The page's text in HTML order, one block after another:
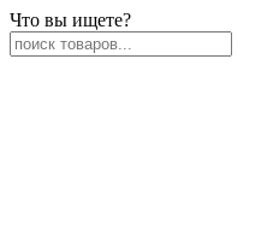
Что вы ищете?